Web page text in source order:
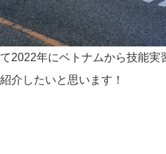
2022年にベトナムから技能
介したいと思います！